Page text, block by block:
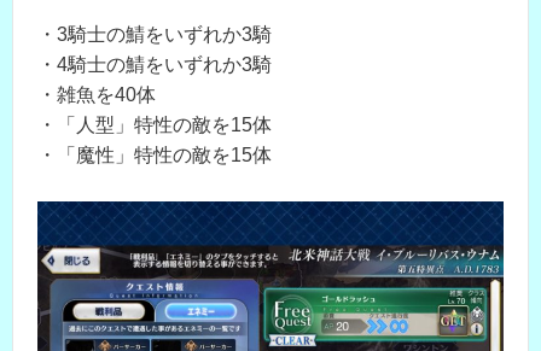
・3騎士の鯖をいずれか3騎
・4騎士の鯖をいずれか3騎
・雑魚を40体
・「人型」特性の敵を15体
・「魔性」特性の敵を15体